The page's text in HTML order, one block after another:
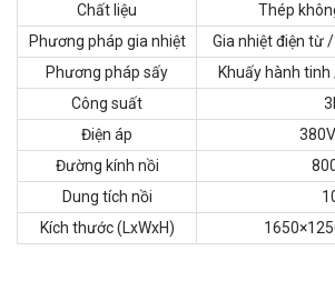
Chất liệu
Thép
Phương pháp gia nhiệt
Gia nhiệt điện từ
Phương pháp sấy
Khuấy hành
Công suất
Điện áp
Đường kính nồi
Dung tích nồi
Kích thước (LxWxH)